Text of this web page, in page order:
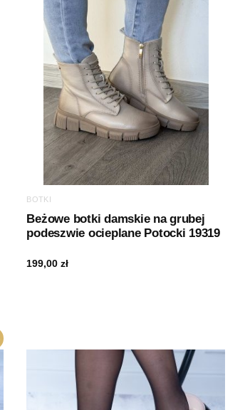
BOTKI
Beżowe botki damskie na grubej
podeszwie ocieplane Potocki 19319
199,00zł